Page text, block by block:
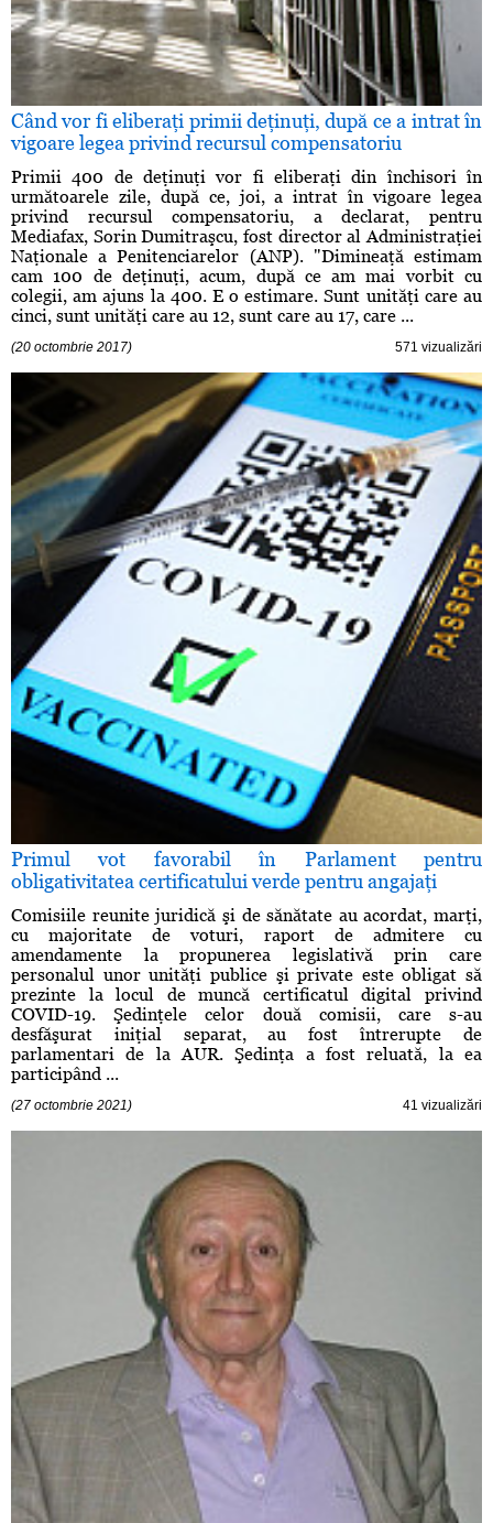
Când vor fi eliberaţi primii deţinuţi, după ce a intrat în
vigoare legea privind recursul compensatoriu
Primii 400 de deţinuţi vor fi eliberaţi din închisori în
următoarele zile, după ce, joi, a intrat în vigoare legea
privind recursul compensatoriu, a declarat, pentru
Mediafax, Sorin Dumitraşcu, fost director al Administraţiei
Naţionale a Penitenciarelor (ANP). "Dimineaţă estimam
cam 100 de deţinuţi, acum, după ce am mai vorbit cu
colegii, am ajuns la 400. E o estimare. Sunt unităţi care au
cinci, sunt unităţi care au 12, sunt care au 17, care ...
(20 octombrie 2017) 571 vizualizări
Primul vot favorabil în Parlament pentru
obligativitatea certificatului verde pentru angajaţi
Comisiile reunite juridică şi de sănătate au acordat, marţi,
cu majoritate de voturi, raport de admitere cu
amendamente la propunerea legislativă prin care
personalul unor unităţi publice şi private este obligat să
prezinte la locul de muncă certificatul digital privind
COVID-19. Şedinţele celor două comisii, care s-au
desfăşurat iniţial separat, au fost întrerupte de
parlamentari de la AUR. Şedinţa a fost reluată, la ea
participând ...
(27 octombrie 2021) 41 vizualizări